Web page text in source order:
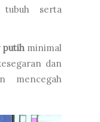
serta
putih minimal
dan
mencegah